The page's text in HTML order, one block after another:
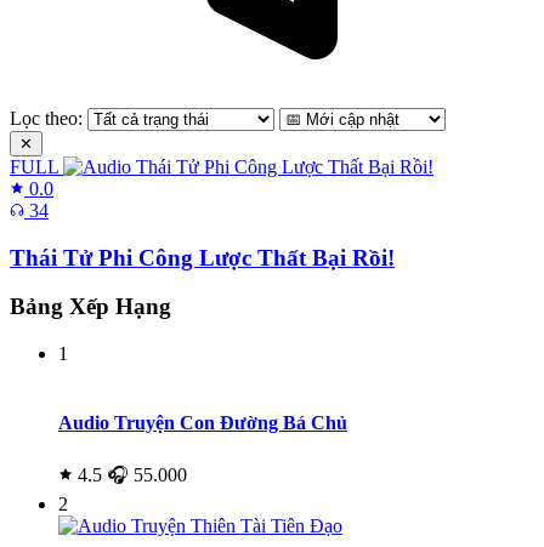
Lọc theo:
✕
FULL
0.0
34
Thái Tử Phi Công Lược Thất Bại Rồi!
Bảng Xếp Hạng
1
Audio Truyện Con Đường Bá Chủ
4.5 🎧 55.000
2